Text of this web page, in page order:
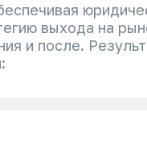
выхода на
и после.